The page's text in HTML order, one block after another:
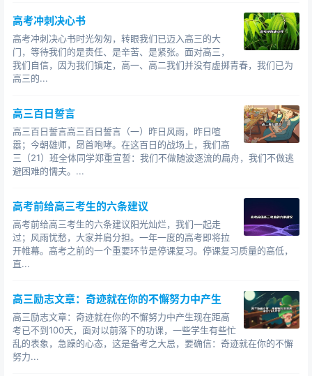
高考冲刺决心书
高考冲刺决心书时光匆匆，转眼我们已迈入高三的大
门，等待我们的是责任、是辛苦、是紧张。面对高三，
我们自信，因为我们镇定，高一、高二我们并没有虚掷青春，我们已为
高三的...
高三百日誓言
高三百日誓言高三百日誓言（一）昨日风雨，昨日喧
嚣；今朝雄师，昂首咆哮。在这百日的战场上，我们高
三（21）班全体同学郑重宣誓：我们不做随波逐流的扁舟，我们不做逃
避困难的懦夫。...
高考前给高三考生的六条建议
高考前给高三考生的六条建议阳光灿烂，我们一起走
过；风雨忧愁，大家并肩分担。一年一度的高考即将拉
开帷幕。高考之前的一个重要环节是停课复习。停课复习质量的高低，
直...
高三励志文章：奇迹就在你的不懈努力中产生
高三励志文章：奇迹就在你的不懈努力中产生现在距高
考已不到100天，面对以前落下的功课，一些学生有些忙
乱的表象，急躁的心态，这是备考之大忌，要确信：奇迹就在你的不懈
努力...